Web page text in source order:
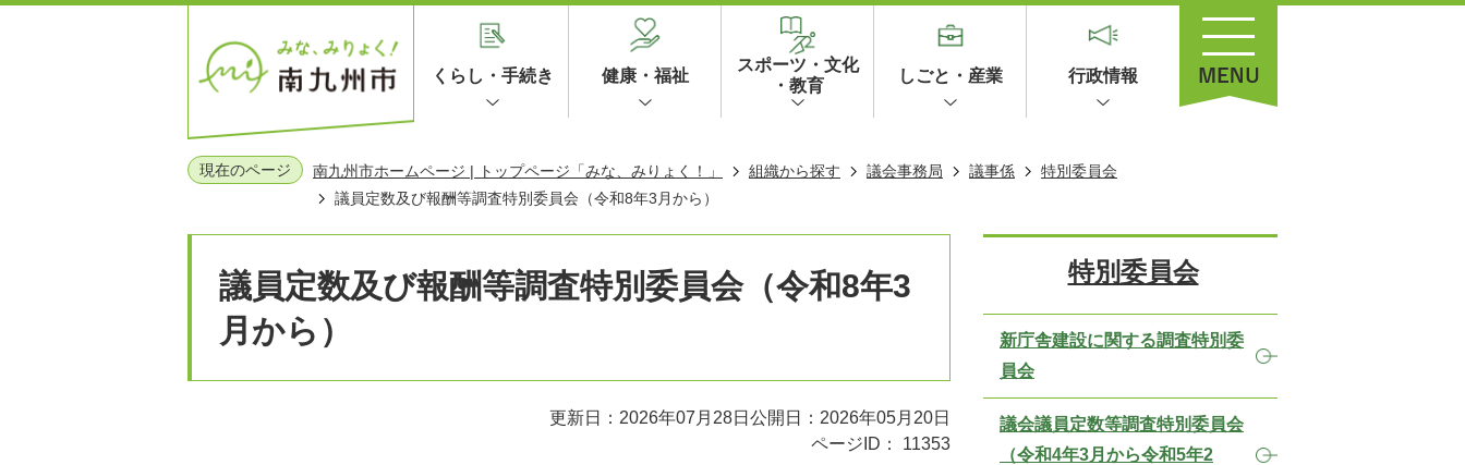
くらし・手続き 健康・福祉
スポーツ・文化
・教育
しごと・産業 行政情報
現在のページ 南九州市ホームページ | トップページ「みな、みりょく！」 組織から探す 議会事務局 議事係
特別委員会
議員定数及び報酬等調査特別委員会（令和8年3月から）
議員定数及び報酬等調査特別委員会（令和8年3
月から）
更新日：2026年07月28日 公開日：2026年05月20日
ページID：
11353
特別委員会
新庁舎建設に関する調査特別委
員会
議会議員定数等調査特別委員会
（令和4年3月から令和5年2